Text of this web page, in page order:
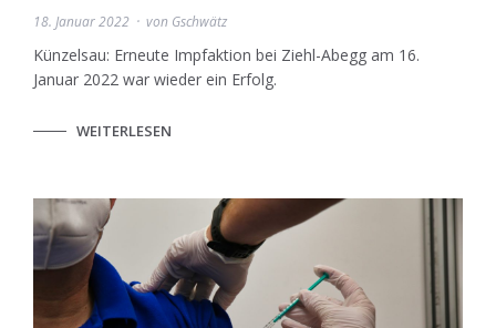
18. Januar 2022 von Gschwätz
Künzelsau: Erneute Impfaktion bei Ziehl-Abegg am 16.
Januar 2022 war wieder ein Erfolg.
WEITERLESEN